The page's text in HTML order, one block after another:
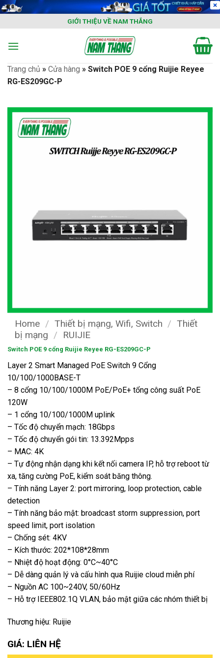
Skip
content
GIỚI THIỆU VỀ NAM THẮNG
Trang chủ » Cửa hàng » Switch POE 9 cổng Ruijie Reyee
RG-ES209GC-P
Home / Thiết bị mạng, Wifi, Switch / Thiết
bị mạng / RUIJIE
Switch POE 9 cổng Ruijie Reyee RG-ES209GC-P
Layer 2 Smart Managed PoE Switch 9 Cổng
10/100/1000BASE-T
– 8 cổng 10/100/1000M PoE/PoE+ tổng công suất PoE
120W
– 1 cổng 10/100/1000M uplink
– Tốc độ chuyển mạch: 18Gbps
– Tốc độ chuyển gói tin: 13.392Mpps
– MAC: 4K
– Tự động nhận dạng khi kết nối camera IP, hỗ trợ reboot từ
xa, tăng cường PoE, kiểm soát băng thông.
– Tính năng Layer 2: port mirroring, loop protection, cable
detection
– Tính năng bảo mật: broadcast storm suppression, port
speed limit, port isolation
– Chống sét: 4KV
– Kích thước: 202*108*28mm
– Nhiệt độ hoạt động: 0°C~40°C
– Dễ dàng quản lý và cấu hình qua Ruijie cloud miễn phí
– Nguồn AC 100~240V, 50/60Hz
– Hỗ trợ IEEE802.1Q VLAN, bảo mật giữa các nhóm thiết bị
Thương hiệu: Ruijie
GIÁ: LIÊN HỆ